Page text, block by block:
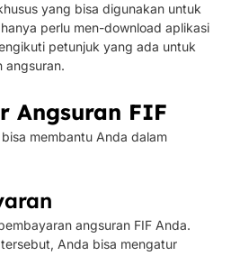
yang bisa digunakan untuk
perlu men-download aplikasi
petunjuk yang ada untuk
angsuran.
Angsuran FIF
membantu Anda dalam
angsuran FIF Anda.
Anda bisa mengatur